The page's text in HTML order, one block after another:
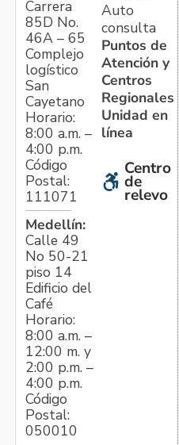
Carrera
85D No.
46A – 65
Complejo
logístico
San
Cayetano
Horario:
8:00 a.m. –
4:00 p.m.
Código
Postal:
111071
Medellín:
Calle 49
No 50-21
piso 14
Edificio del
Café
Horario:
8:00 a.m. –
12:00 m. y
2:00 p.m. –
4:00 p.m.
Código
Postal:
050010
Auto
consulta
Puntos de
Atención y
Centros
Regionales
Unidad en
línea
Centro
de
relevo